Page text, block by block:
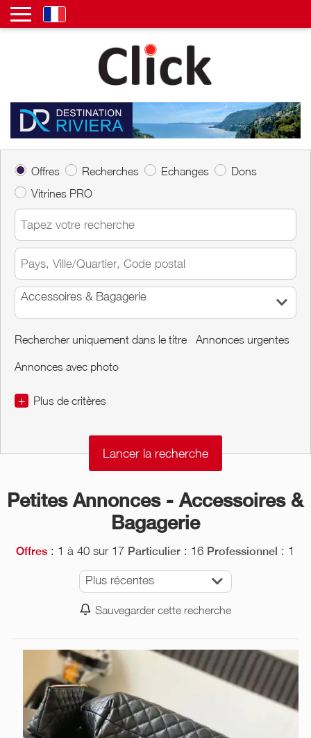
Offres Recherches Echanges
Dons
Vitrines PRO
Accessoires & Bagagerie
Rechercher uniquement dans le titre Annonces urgentes
Annonces avec photo
+ Plus de critères
Petites Annonces - Accessoires &
Bagagerie
Offres : 1 à 40 sur 17 Particulier : 16 Professionnel : 1
Plus récentes
Sauvegarder cette recherche